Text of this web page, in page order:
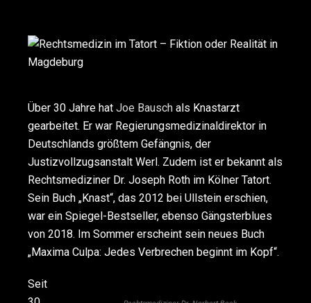
Über 30 Jahre hat Joe Bausch als Knastarzt
gearbeitet. Er war Regierungsmedizinaldirektor in
Deutschlands größtem Gefängnis, der
Justizvollzugsanstalt Werl. Zudem ist er bekannt als
Rechtsmediziner Dr. Joseph Roth im Kölner Tatort.
Sein Buch „Knast“, das 2012 bei Ullstein erschien,
war ein Spiegel-Bestseller, ebenso Gängsterblues
von 2018. Im Sommer erscheint sein neues Buch
„Maxima Culpa: Jedes Verbrechen beginnt im Kopf“.
Seit